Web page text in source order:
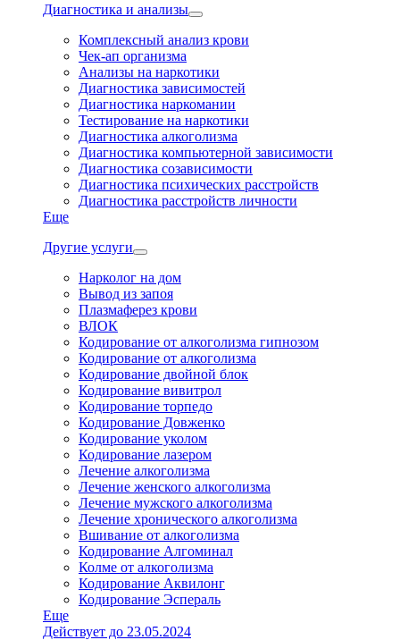
Диагностика и анализы
Комплексный анализ крови
Чек-ап организма
Анализы на наркотики
Диагностика зависимостей
Диагностика наркомании
Тестирование на наркотики
Диагностика алкоголизма
Диагностика компьютерной зависимости
Диагностика созависимости
Диагностика психических расстройств
Диагностика расстройств личности
Еще
Другие услуги
Нарколог на дом
Вывод из запоя
Плазмаферез крови
ВЛОК
Кодирование от алкоголизма гипнозом
Кодирование от алкоголизма
Кодирование двойной блок
Кодирование вивитрол
Кодирование торпедо
Кодирование Довженко
Кодирование уколом
Кодирование лазером
Лечение алкоголизма
Лечение женского алкоголизма
Лечение мужского алкоголизма
Лечение хронического алкоголизма
Вшивание от алкоголизма
Кодирование Алгоминал
Колме от алкоголизма
Кодирование Аквилонг
Кодирование Эспераль
Еще
Действует до 23.05.2024